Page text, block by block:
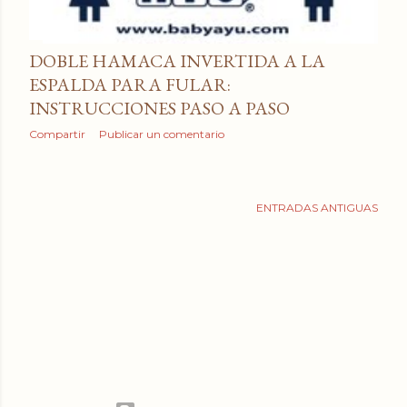
a
s
DOBLE HAMACA INVERTIDA A LA
ESPALDA PARA FULAR:
INSTRUCCIONES PASO A PASO
Compartir Publicar un comentario
ENTRADAS ANTIGUAS